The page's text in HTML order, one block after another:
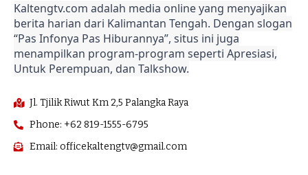
Kaltengtv.com adalah media online yang menyajikan
berita harian dari Kalimantan Tengah. Dengan slogan
“Pas Infonya Pas Hiburannya”, situs ini juga
menampilkan program-program seperti Apresiasi,
Untuk Perempuan, dan Talkshow.
Jl. Tjilik Riwut Km 2,5 Palangka Raya
Phone: +62 819-1555-6795
Email: officekaltengtv@gmail.com